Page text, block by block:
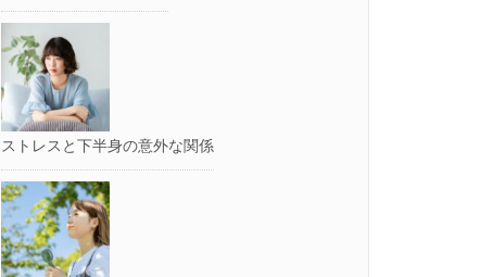
ストレスと下半身の意外な関係